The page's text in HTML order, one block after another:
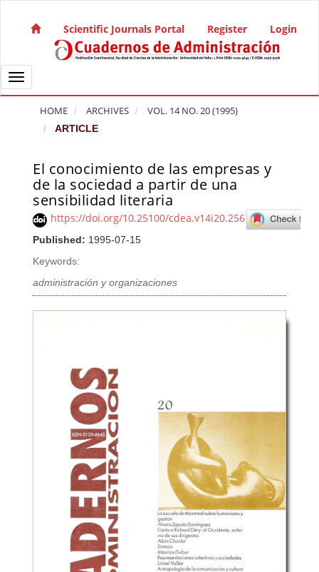
Main Navigation
Main Content
Sidebar
Scientific Journals Portal Register Login
Toggle navigation
HOME ARCHIVES VOL. 14 NO. 20 (1995)
ARTICLE
El conocimiento de las empresas y
de la sociedad a partir de una
sensibilidad literaria
https://doi.org/10.25100/cdea.v14i20.256
Published: 1995-07-15
Keywords:
administración y organizaciones
Article Sidebar